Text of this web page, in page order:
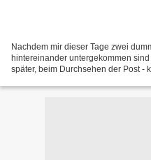
Nachdem mir dieser Tage zwei
hintereinander untergekommen
später, beim Durchsehen der Post -